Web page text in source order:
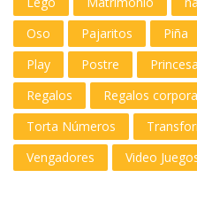
Oso
Pajaritos Piña
Play
Postre
Regalos
Regalos
Torta Números
Vengadores
Video